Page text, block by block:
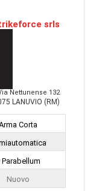
srls
Nettunense 132
LANUVIO (RM)
Corta
Parabellum
Nuovo